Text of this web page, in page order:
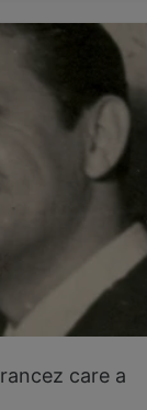
care a